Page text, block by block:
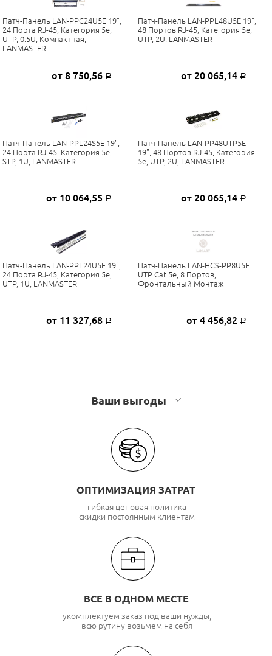
Патч-Панель LAN-PPC24U5E 19",
24 Порта RJ-45, Категория 5e,
UTP, 0.5U, Компактная,
LANMASTER
от 8 750,56 Р
Патч-Панель LAN-PPL48U5E 19",
48 Портов RJ-45, Категория 5e,
UTP, 2U, LANMASTER
от 20 065,14 Р
Патч-Панель LAN-PPL24S5E 19",
24 Порта RJ-45, Категория 5e,
STP, 1U, LANMASTER
от 10 064,55 Р
Патч-Панель LAN-PP48UTP5E
19", 48 Портов RJ-45, Категория
5e, UTP, 2U, LANMASTER
от 20 065,14 Р
Патч-Панель LAN-PPL24U5E 19",
24 Порта RJ-45, Категория 5e,
UTP, 1U, LANMASTER
от 11 327,68 Р
Патч-Панель LAN-HCS-PP8U5E
UTP Cat.5e, 8 Портов,
Фронтальный Монтаж
от 4 456,82 Р
Ваши выгоды
ОПТИМИЗАЦИЯ ЗАТРАТ
гибкая ценовая политика
скидки постоянным клиентам
ВСЕ В ОДНОМ МЕСТЕ
укомплектуем заказ под ваши нужды,
всю рутину возьмем на себя